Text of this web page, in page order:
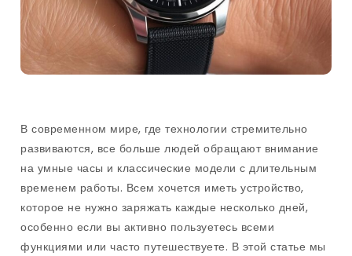
В современном мире, где технологии стремительно
развиваются, все больше людей обращают внимание
на умные часы и классические модели с длительным
временем работы. Всем хочется иметь устройство,
которое не нужно заряжать каждые несколько дней,
особенно если вы активно пользуетесь всеми
функциями или часто путешествуете. В этой статье мы